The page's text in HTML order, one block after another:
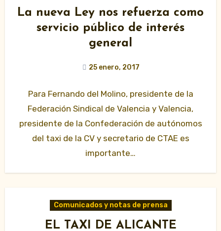
La nueva Ley nos refuerza como
servicio público de interés
general
25 enero, 2017
Para Fernando del Molino, presidente de la
Federación Sindical de Valencia y Valencia,
presidente de la Confederación de autónomos
del taxi de la CV y secretario de CTAE es
importante…
Comunicados y notas de prensa
EL TAXI DE ALICANTE